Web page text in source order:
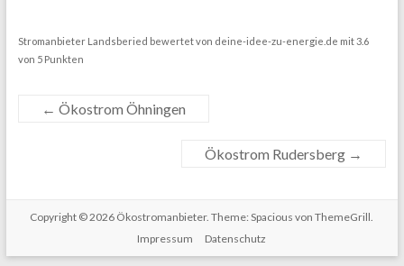
Stromanbieter Landsberied bewertet von deine-idee-zu-energie.de mit3.6
von 5 Punkten
← Ökostrom Öhningen
Ökostrom Rudersberg →
Copyright © 2026 Ökostromanbieter. Theme: Spacious von ThemeGrill.
Impressum
Datenschutz